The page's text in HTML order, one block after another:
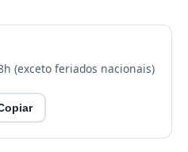
(exceto feriados nacionais)